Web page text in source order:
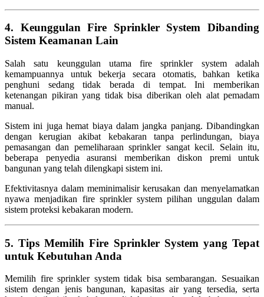
4. Keunggulan Fire Sprinkler System Dibanding
Sistem Keamanan Lain
Salah satu keunggulan utama fire sprinkler system adalah
kemampuannya untuk bekerja secara otomatis, bahkan ketika
penghuni sedang tidak berada di tempat. Ini memberikan
ketenangan pikiran yang tidak bisa diberikan oleh alat pemadam
manual.
Sistem ini juga hemat biaya dalam jangka panjang. Dibandingkan
dengan kerugian akibat kebakaran tanpa perlindungan, biaya
pemasangan dan pemeliharaan sprinkler sangat kecil. Selain itu,
beberapa penyedia asuransi memberikan diskon premi untuk
bangunan yang telah dilengkapi sistem ini.
Efektivitasnya dalam meminimalisir kerusakan dan menyelamatkan
nyawa menjadikan fire sprinkler system pilihan unggulan dalam
sistem proteksi kebakaran modern.
5. Tips Memilih Fire Sprinkler System yang Tepat
untuk Kebutuhan Anda
Memilih fire sprinkler system tidak bisa sembarangan. Sesuaikan
sistem dengan jenis bangunan, kapasitas air yang tersedia, serta